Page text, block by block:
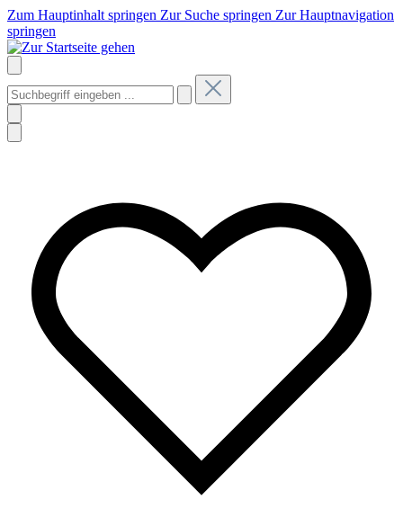
Zum Hauptinhalt springen Zur Suche springen Zur Hauptnavigation
springen